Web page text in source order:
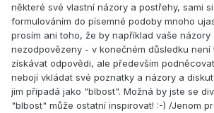
některé své vlastní názory a postřehy, sami
formulováním do písemné podoby mnoho
prosím ani toho, že by například vaše
nezodpovězeny - v konečném důsledku není
získávat odpovědi, ale především
nebojí vkládat své poznatky a názory a
jim připadá jako "blbost". Možná by jste se
"blbost" může ostatní inspirovat! :-) /Jenom